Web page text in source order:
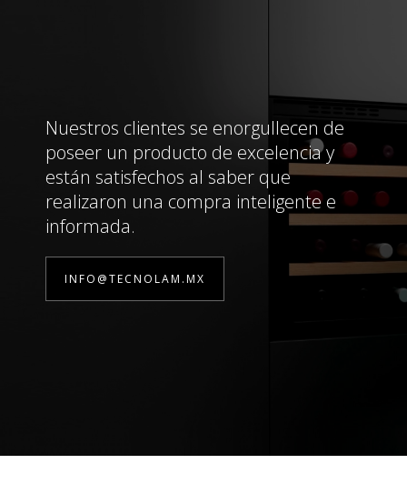
Nuestros clientes se enorgullecen de
poseer un producto de excelencia y
están satisfechos al saber que
realizaron una compra inteligente e
informada.
INFO@TECNOLAM.MX